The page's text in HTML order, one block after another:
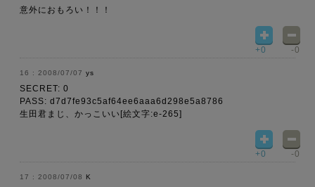
意外におもろい！！！
+0 -0
2008/07/07 ys
SECRET: 0
PASS: d7d7fe93c5af64ee6aaa6d298e5a8786
生田君まじ、かっこいい[絵文字:e-265]
+0 -0
2008/07/08 K